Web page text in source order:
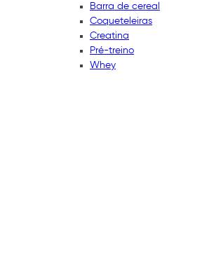
Barra de cereal
Coqueteleiras
Creatina
Pré-treino
Whey